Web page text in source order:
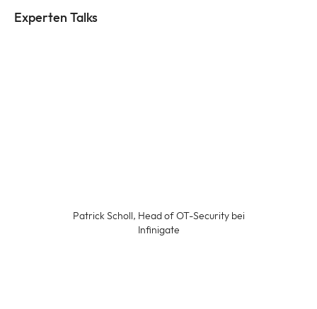
Experten Talks
Patrick Scholl, Head of OT-Security bei
Infinigate